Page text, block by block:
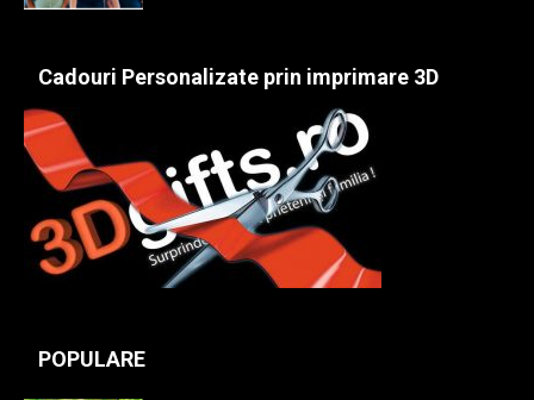
Cadouri Personalizate prin imprimare 3D
POPULARE